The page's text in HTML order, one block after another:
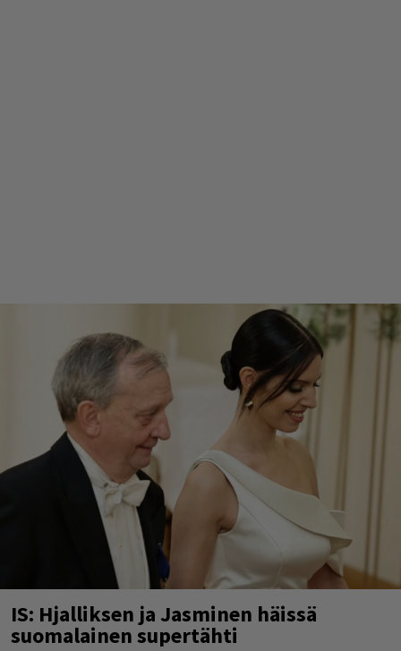
IS: Hjalliksen ja Jasminen häissä
suomalainen supertähti